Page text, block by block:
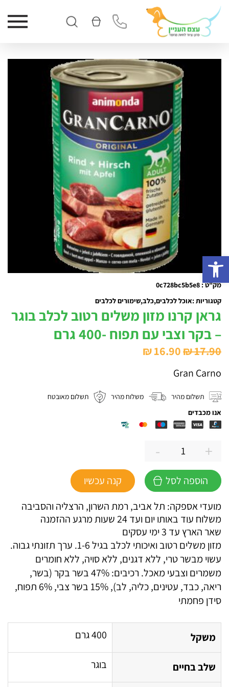
מק"ט : 0c728bc5b5e8
קטגוריות :אוכל לכלבים כלב שימורים לכלבים
גראן קרנו מזון משלים רטוב לכלב בוגר
– בקר וצבי עם תפוח -400 גרם
₪17.90
המחיר
המקורי
היה:
₪ 17.90.
₪16.90
₪ 16.90.
Gran Carno
תשלום מהיר משלוח מהיר
תשלום מאובטח
אנו מכבדים
+כמות
של
גראן
מזון
משלים
רטוב
לכלב
בוגר
-
בקר
וצבי
-400
גרם
-
הוספה לסל
קנה עכשיו
מועדי אספקה: תל אביב, רמת השרון, הרצליה והסביבה
משלוח עוד באותו יום ועד 24 שעות מרגע ההזמנה
שאר הארץ עד 3 ימי עסקים
מזון משלים רטוב ואיכותי לכלב בגיל 1-6. ערך תזונתי גבוה.
עשוי מבשר טרי, ללא דגנים, ללא סויה, ללא חומרים
משמרים וצבעי מאכל. רכיבים: 47% בשר בקר (בשר,
ריאה, כבד, עטינים, כליה, לב), 15% בשר צבי, 6% תפוח,
סידן פחמתי
משקל 400 גרם
שלב בחיים בוגר
פתח סרגל נגישות